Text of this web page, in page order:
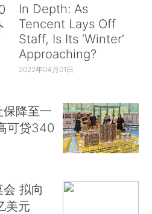
In Depth: As
Tencent Lays Off
Staff, Is Its ‘Winter’
Approaching?
2022年04月01日
降至一
可贷340
拟向
美元